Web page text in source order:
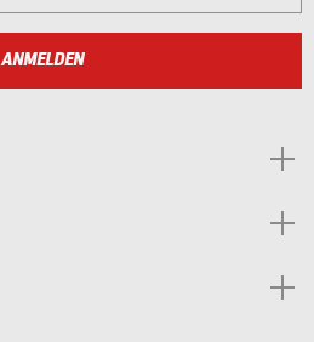
ANMELDEN